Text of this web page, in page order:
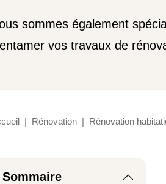
sommes également
vos travaux de
Rénovation Rénovation
Sommaire